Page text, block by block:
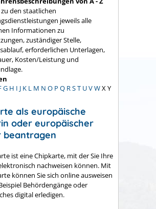
den staatlichen
jeweils alle
Informationen zu
zuständiger Stelle,
erforderlichen Unterlagen,
Kosten/Leistung und
G H I J K L M N O P Q RST UVWX Y
als europäische
oder europäischer
beantragen
ist eine Chipkarte, mit der Sie Ihre
nachweisen können. Mit
können Sie sich online ausweisen
Behördengänge oder
digital erledigen.